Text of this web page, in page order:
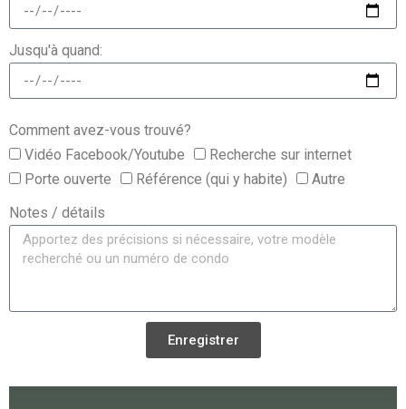
Jusqu'à quand:
Comment avez-vous trouvé?
Vidéo Facebook/Youtube
Recherche sur internet
Porte ouverte
Référence (qui y habite)
Autre
Notes / détails
Enregistrer